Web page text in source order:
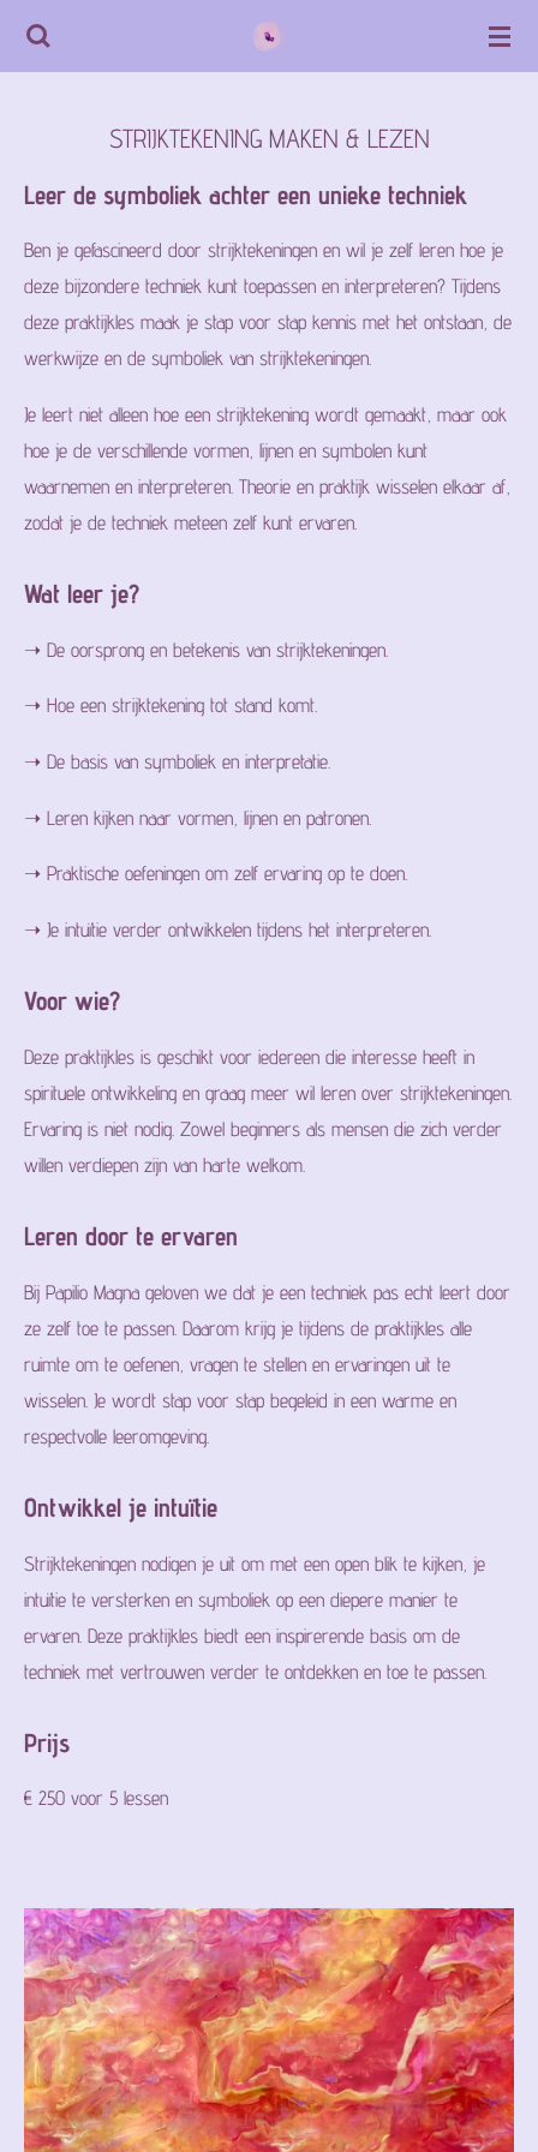
Ga
STRIJKTEKENING MAKEN & LEZEN
Leer de symboliek achter een unieke techniek
Ben je gefascineerd door strijktekeningen en wil je zelf leren hoe je
deze bijzondere techniek kunt toepassen en interpreteren? Tijdens
deze praktijkles maak je stap voor stap kennis met het ontstaan, de
werkwijze en de symboliek van strijktekeningen.
Je leert niet alleen hoe een strijktekening wordt gemaakt, maar ook
hoe je de verschillende vormen, lijnen en symbolen kunt
waarnemen en interpreteren. Theorie en praktijk wisselen elkaar af,
zodat je de techniek meteen zelf kunt ervaren.
Wat leer je?
➝ De oorsprong en betekenis van strijktekeningen.
➝ Hoe een strijktekening tot stand komt.
➝ De basis van symboliek en interpretatie.
➝ Leren kijken naar vormen, lijnen en patronen.
➝ Praktische oefeningen om zelf ervaring op te doen.
➝ Je intuïtie verder ontwikkelen tijdens het interpreteren.
Voor wie?
Deze praktijkles is geschikt voor iedereen die interesse heeft in
spirituele ontwikkeling en graag meer wil leren over strijktekeningen.
Ervaring is niet nodig. Zowel beginners als mensen die zich verder
willen verdiepen zijn van harte welkom.
Leren door te ervaren
Bij Papilio Magna geloven we dat je een techniek pas echt leert door
ze zelf toe te passen. Daarom krijg je tijdens de praktijkles alle
ruimte om te oefenen, vragen te stellen en ervaringen uit te
wisselen. Je wordt stap voor stap begeleid in een warme en
respectvolle leeromgeving.
Ontwikkel je intuïtie
Strijktekeningen nodigen je uit om met een open blik te kijken, je
intuïtie te versterken en symboliek op een diepere manier te
ervaren. Deze praktijkles biedt een inspirerende basis om de
techniek met vertrouwen verder te ontdekken en toe te passen.
Prijs
€ 250 voor 5 lessen